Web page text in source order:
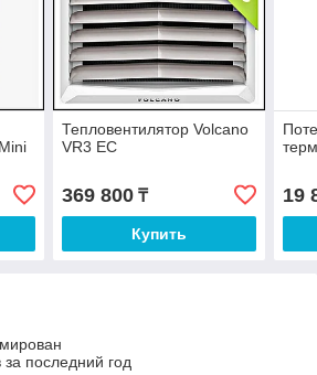
Тепловентилятор Volcano
VR3 EC
369 800₸
Купить
19
последний год